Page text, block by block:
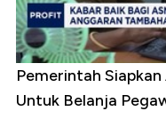
Pemerintah
Untuk Belanja